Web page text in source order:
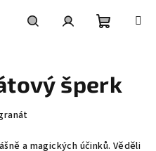
košík
šperk
a magických účinků. Věděli